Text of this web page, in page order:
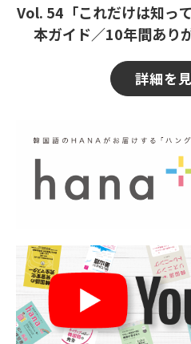
Vol. 54「これだけは知っ
本ガイド／10年間あり
詳細を